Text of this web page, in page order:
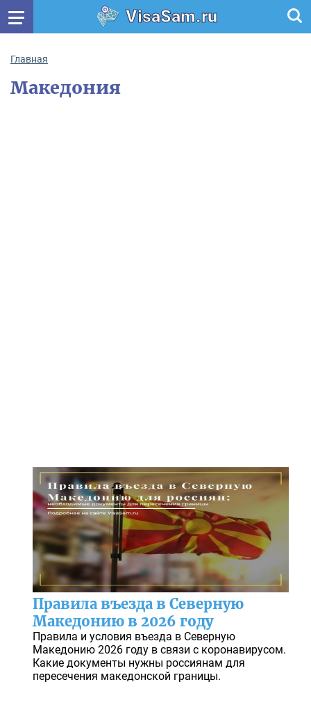
VisaSam.ru
Главная
Македония
Правила въезда в Северную
Македонию в 2026 году
Правила и условия въезда в Северную
Македонию 2026 году в связи с коронавирусом.
Какие документы нужны россиянам для
пересечения македонской границы.